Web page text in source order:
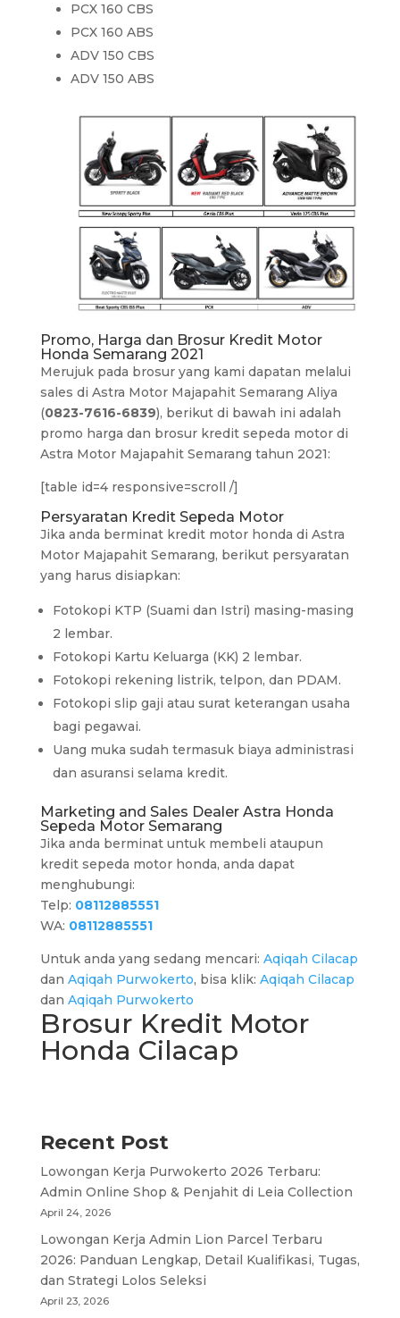
PCX 160 CBS
PCX 160 ABS
ADV 150 CBS
ADV 150 ABS
Promo, Harga dan Brosur Kredit Motor
Honda Semarang 2021
Merujuk pada brosur yang kami dapatan melalui
sales di Astra Motor Majapahit Semarang Aliya
(0823-7616-6839), berikut di bawah ini adalah
promo harga dan brosur kredit sepeda motor di
Astra Motor Majapahit Semarang tahun 2021:
[table id=4 responsive=scroll /]
Persyaratan Kredit Sepeda Motor
Jika anda berminat kredit motor honda di Astra
Motor Majapahit Semarang, berikut persyaratan
yang harus disiapkan:
Fotokopi KTP (Suami dan Istri) masing-masing
2 lembar.
Fotokopi Kartu Keluarga (KK) 2 lembar.
Fotokopi rekening listrik, telpon, dan PDAM.
Fotokopi slip gaji atau surat keterangan usaha
bagi pegawai.
Uang muka sudah termasuk biaya administrasi
dan asuransi selama kredit.
Marketing and Sales Dealer Astra Honda
Sepeda Motor Semarang
Jika anda berminat untuk membeli ataupun
kredit sepeda motor honda, anda dapat
menghubungi:
Telp: 08112885551
WA: 08112885551
Untuk anda yang sedang mencari: Aqiqah Cilacap
dan Aqiqah Purwokerto, bisa klik: Aqiqah Cilacap
dan Aqiqah Purwokerto
Brosur Kredit Motor
Honda Cilacap
Recent Post
Lowongan Kerja Purwokerto 2026 Terbaru:
Admin Online Shop & Penjahit di Leia Collection
April 24, 2026
Lowongan Kerja Admin Lion Parcel Terbaru
2026: Panduan Lengkap, Detail Kualifikasi, Tugas,
dan Strategi Lolos Seleksi
April 23, 2026